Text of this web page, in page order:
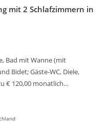
mit 2 Schlafzimmern in
Bad mit Wanne (mit
Bidet; Gäste-WC, Diele,
€ 120,00 monatlich…